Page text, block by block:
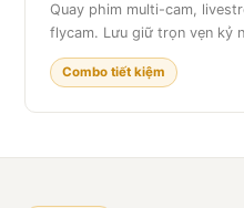
Quay phim multi-cam,
flycam. Lưu giữ trọn vẹn kỷ
Combo tiết kiệm